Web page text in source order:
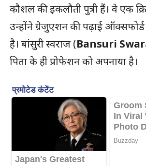
कौशल की इकलौती पुत्री हैं। वे एक
उन्होंने ग्रेजुएशन की पढ़ाई ऑक्सफोर्ड
है। बांसुरी स्वराज (Bansuri
पिता के ही प्रोफेशन को अपनाया है।